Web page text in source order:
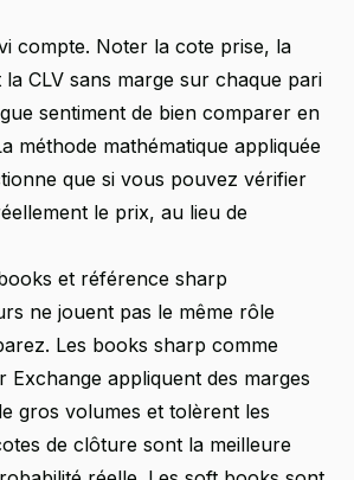
compte. Noter la cote prise, la
CLV sans marge sur chaque pari
sentiment de bien comparer en
méthode mathématique appliquée
que si vous pouvez vérifier
le prix, au lieu de
et référence sharp
ne jouent pas le même rôle
Les books sharp comme
Exchange appliquent des marges
gros volumes et tolèrent les
de clôture sont la meilleure